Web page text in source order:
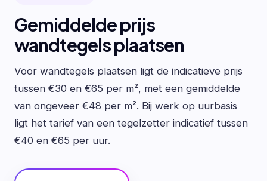
Gemiddelde prijs
wandtegels plaatsen
Voor wandtegels plaatsen ligt de indicatieve prijs
tussen €30 en €65 per m², met een gemiddelde
van ongeveer €48 per m². Bij werk op uurbasis
ligt het tarief van een tegelzetter indicatief tussen
€40 en €65 per uur.